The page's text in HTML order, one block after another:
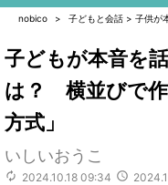
nobico 子どもと会話 > 子供が
子どもが本音を
は？ 横並びで
方式」
いしいおうこ
2024.10.18 09:34